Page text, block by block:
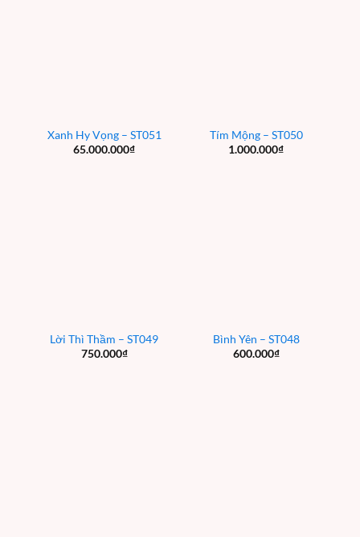
Xanh Hy Vọng – ST051
65.000.000₫
Tím Mộng – ST050
1.000.000₫
Lời Thì Thầm – ST049
750.000₫
Bình Yên – ST048
600.000₫